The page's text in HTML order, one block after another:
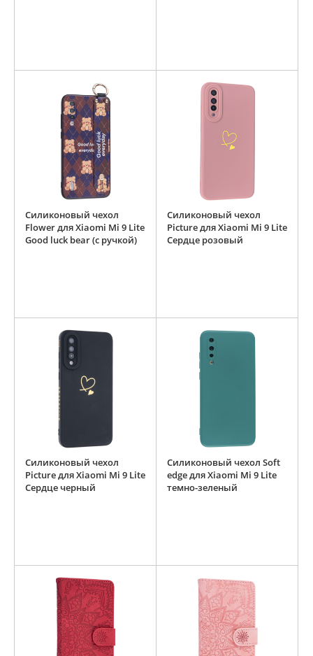
Силиконовый чехол
Flower для Xiaomi Mi 9 Lite
Good luck bear (с ручкой)
Силиконовый чехол
Picture для Xiaomi Mi 9 Lite
Сердце розовый
Силиконовый чехол
Picture для Xiaomi Mi 9 Lite
Сердце черный
Силиконовый чехол Soft
edge для Xiaomi Mi 9 Lite
темно-зеленый